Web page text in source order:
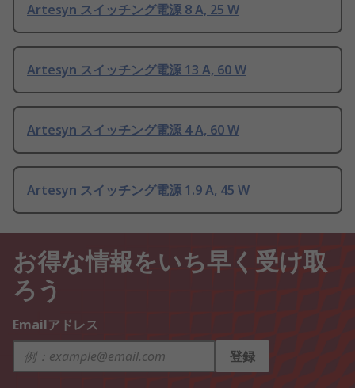
Artesyn スイッチング電源 8 A, 25 W
Artesyn スイッチング電源 13 A, 60 W
Artesyn スイッチング電源 4 A, 60 W
Artesyn スイッチング電源 1.9 A, 45 W
お得な情報をいち早く受け取
ろう
Emailアドレス
登録